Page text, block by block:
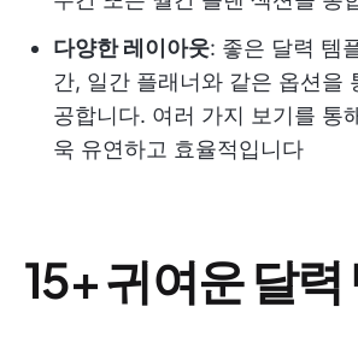
다양한 레이아웃: 좋은 달력 템
간, 일간 플래너와 같은 옵션을
공합니다. 여러 가지 보기를 통
욱 유연하고 효율적입니다
15+ 귀여운 달력